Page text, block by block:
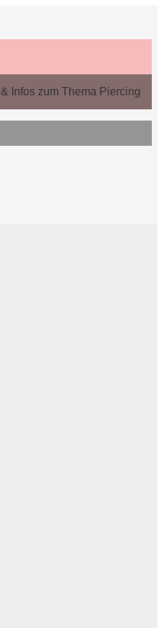
Infos zum Thema Piercing